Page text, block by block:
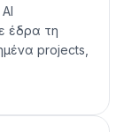
έδρα τη
projects,